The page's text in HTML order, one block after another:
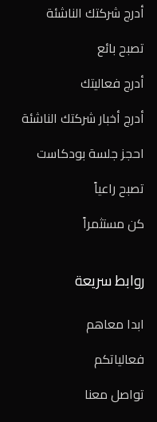
أدرج شركتك الناشئة
تصبح بائع
أدرج فعاليتك
أدرج أخبار شركتك الناشئة
احجز جلسة بودكاست
تصبح راعياً
كن مستثمراً
روابط سريعة
ابدا معاهم
فعالياتكم
تواصل معنا